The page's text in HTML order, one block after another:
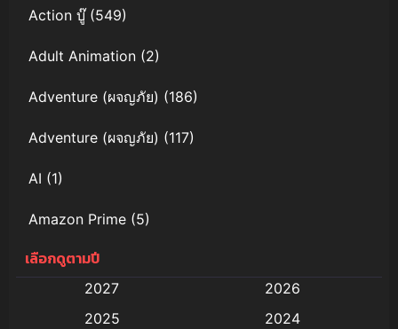
Action บู๊(549)
Adult Animation (2)
Adventure (ผจญภัย) (186)
Adventure (ผจญภัย) (117)
AI (1)
Amazon Prime (5)
Anal (ประตูหลัง)
เลือกดูตามปี
2027
2026
2025
2024